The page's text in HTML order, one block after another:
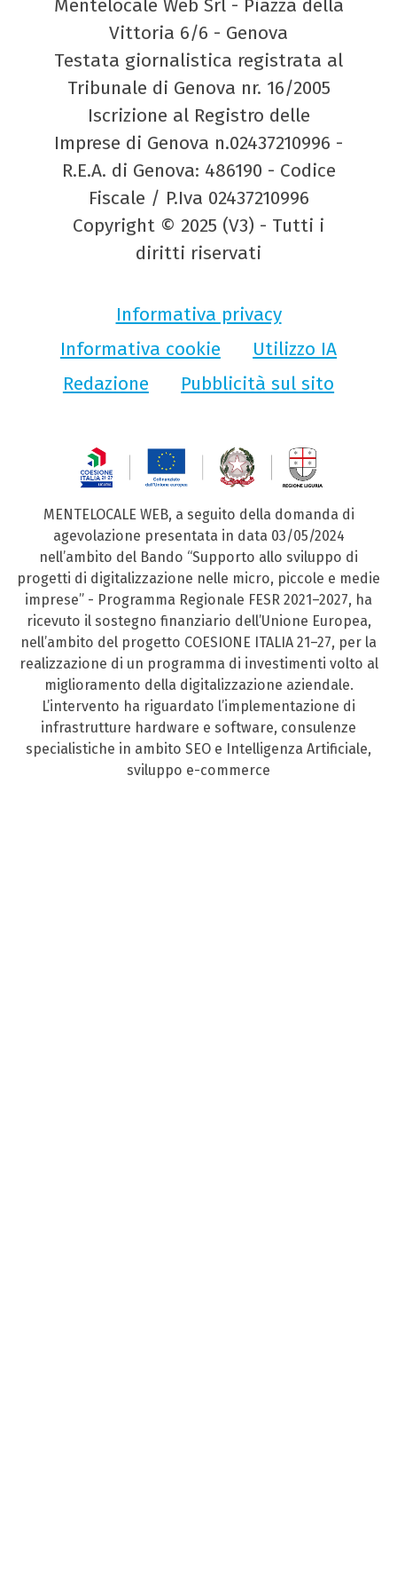
Mentelocale Web Srl - Piazza della
Vittoria 6/6 - Genova
Testata giornalistica registrata al
Tribunale di Genova nr. 16/2005
Iscrizione al Registro delle
Imprese di Genova n.02437210996 -
R.E.A. di Genova: 486190 - Codice
Fiscale / P.Iva 02437210996
Copyright © 2025 (V3) - Tutti i
diritti riservati
Informativa privacy
Informativa cookie
Utilizzo IA
Redazione
Pubblicità sul sito
MENTELOCALE WEB, a seguito della domanda di
agevolazione presentata in data 03/05/2024
nell’ambito del Bando “Supporto allo sviluppo di
progetti di digitalizzazione nelle micro, piccole e medie
imprese” - Programma Regionale FESR 2021–2027, ha
ricevuto il sostegno finanziario dell’Unione Europea,
nell’ambito del progetto COESIONE ITALIA 21–27, per la
realizzazione di un programma di investimenti volto al
miglioramento della digitalizzazione aziendale.
L’intervento ha riguardato l’implementazione di
infrastrutture hardware e software, consulenze
specialistiche in ambito SEO e Intelligenza Artificiale,
sviluppo e-commerce